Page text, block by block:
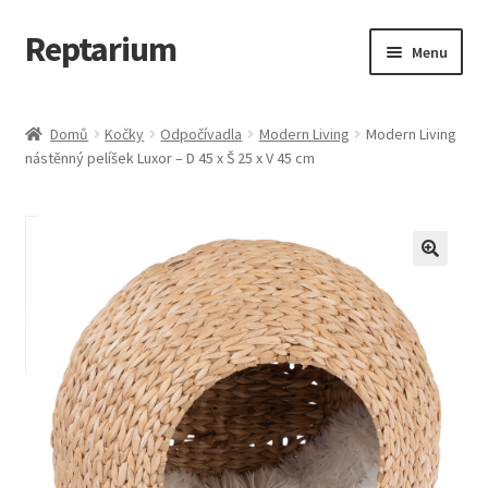
Přeskočit
na
Přejít
k
webu
Reptarium Menu
Košík
Obchod
Pokladna
Vše pro kočky
Domů Kočky Odpočívadla Modern Living
Modern Living
nástěnný pelíšek Luxor – D 45 x Š 25 x V 45 cm